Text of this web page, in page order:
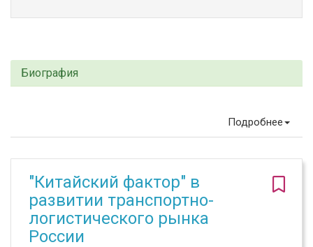
Биография
Подробнее
"Китайский фактор" в
развитии транспортно-
логистического рынка
России